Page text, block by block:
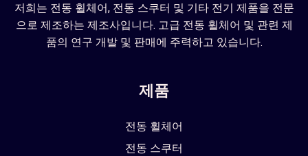
저희는 전동 휠체어, 전동 스쿠터 및 기타 전기 제품을 전문
으로 제조하는 제조사입니다. 고급 전동 휠체어 및 관련 제
품의 연구 개발 및 판매에 주력하고 있습니다.
제품
전동 휠체어
전동 스쿠터